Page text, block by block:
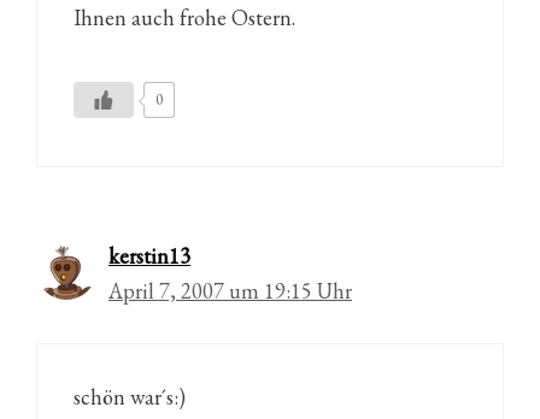
Ihnen auch frohe Ostern.
0
kerstin13
April 7, 2007 um 19:15 Uhr
schön war´s:)